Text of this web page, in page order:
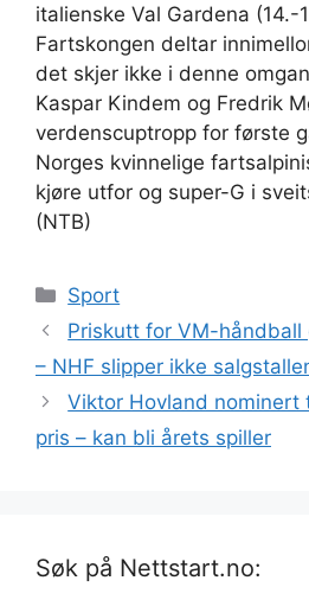
italienske Val Gardena (14.-
Fartskongen deltar
det skjer ikke i denne
Kaspar Kindem og Fredrik
verdenscuptropp for første
Norges kvinnelige
kjøre utfor og super-G i
(NTB)
Kategorier
Sport
Priskutt for VM-håndball
– NHF slipper ikke
Viktor Hovland nominert
pris – kan bli årets spiller
Søk på Nettstart.no: